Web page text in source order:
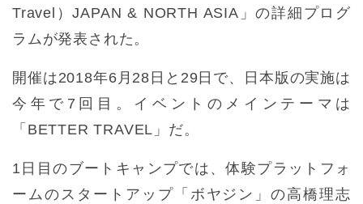
Travel）JAPAN & NORTH ASIA」の詳細プログ
ラムが発表された。
開催は2018年6月28日と29日で、日本版の実施は
今年で7回目。イベントのメインテーマは
「BETTER TRAVEL」だ。
1日目のブートキャンプでは、体験プラットフォ
ームのスタートアップ「ボヤジン」の高橋理志